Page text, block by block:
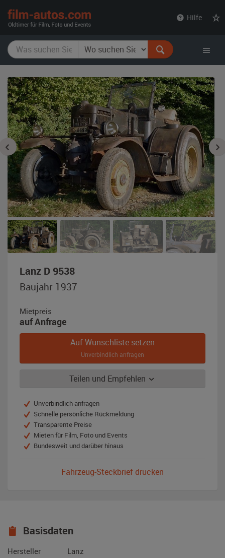
Hilfe
Lanz D 9538,
Baujahr
braun
(Patina)
Baujahr 1937
Mietpreis
auf Anfrage
Auf Wunschliste setzen
Unverbindlich anfragen
Teilen und Empfehlen
Unverbindlich anfragen
Schnelle persönliche Rückmeldung
Transparente Preise
Mieten für Film, Foto und Events
Bundesweit und darüber hinaus
Fahrzeug-Steckbrief drucken
Basisdaten
Hersteller
Lanz